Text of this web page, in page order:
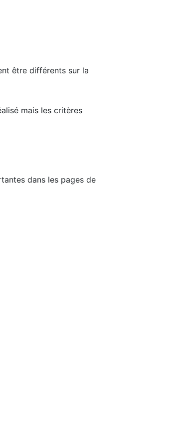
être différents sur la
mais les critères
dans les pages de